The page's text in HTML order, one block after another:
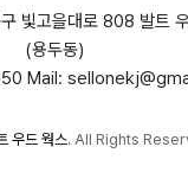
빛고을대로 808 발트
(용두동)
Mail:
우드 웍스. All Rights